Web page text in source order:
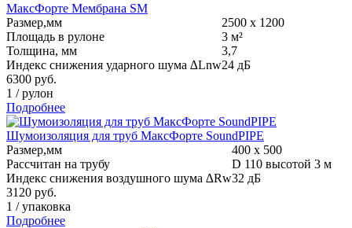
МаксФорте Мембрана SM
Размер,мм
2500 х 1200
Площадь в рулоне
3 м²
Толщина, мм
3,7
Индекс снижения ударного шума ∆Lnw24 дБ
6300 руб.
1 /рулон
Подробнее
Шумоизоляция для труб МаксФорте SoundPIPE
Размер,мм
400 х 500
Рассчитан на трубу
D 110 высотой 3 м
Индекс снижения воздушного шума ∆Rw32 дБ
3120 руб.
1 /упаковка
Подробнее